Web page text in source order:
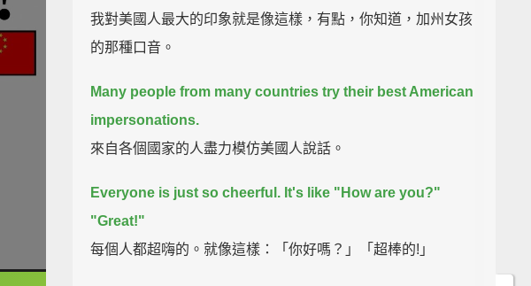
我對美國人最大的印象就是像這樣，有點，你知道，加州女孩
的那種口音。
Many people from many countries try their best American
impersonations.
來自各個國家的人盡力模仿美國人說話。
Everyone is just so cheerful. It's like "How are you?"
"Great!"
每個人都超嗨的。就像這樣：「你好嗎？」「超棒的!」